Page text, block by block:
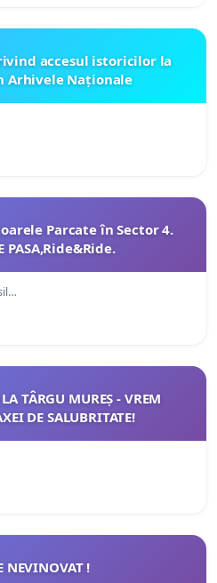
accesul istoricilor la
Arhivele Naționale
Parcate în Sector 4.
PASA,Ride&Ride.
TÂRGU MUREȘ - VREM
DE SALUBRITATE!
NEVINOVAT !